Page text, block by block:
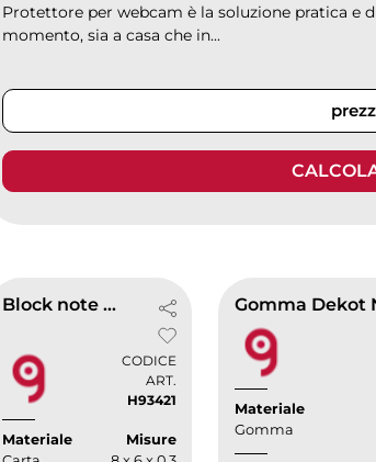
Protettore per webcam è la soluzione pratica
momento, sia a casa che in...
Block note adesivo
CODICE
ART.
H93421
Materiale
Misure
Materiale
Gomma